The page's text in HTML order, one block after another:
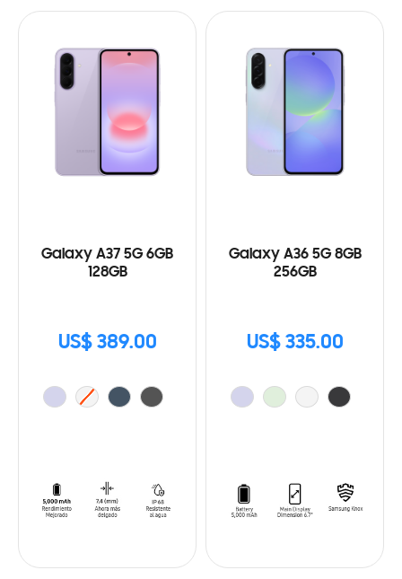
Galaxy A37 5G 6GB
128GB
US$ 389.00
Galaxy A36 5G 8GB
256GB
US$ 335.00